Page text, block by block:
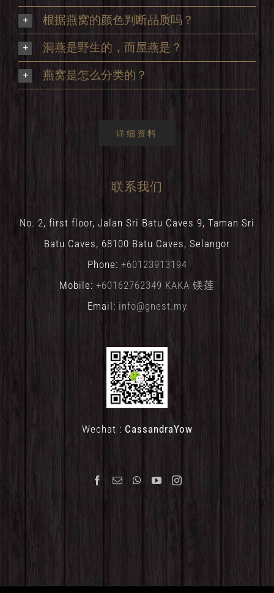
根据燕窝的颜色判断品质吗？
洞燕是野生的，而屋燕是？
燕窝是怎么分类的？
详细资料
联系我们
No. 2, first floor, Jalan Sri Batu Caves 9, Taman Sri
Batu Caves, 68100 Batu Caves, Selangor
Phone: +60123913194
Mobile: +60162762349 KAKA 镁莲
Email: info@gnest.my
Wechat : CassandraYow